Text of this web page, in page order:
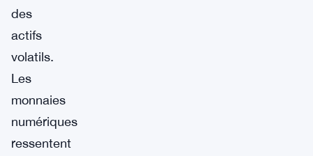
des
actifs
volatils.
Les
monnaies
numériques
ressentent